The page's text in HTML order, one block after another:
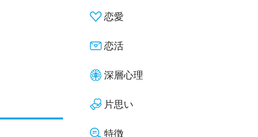
恋愛
恋活
深層心理
片思い
特徴